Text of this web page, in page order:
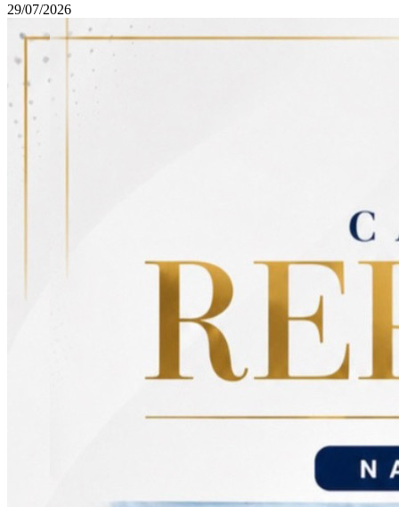
29/07/2026